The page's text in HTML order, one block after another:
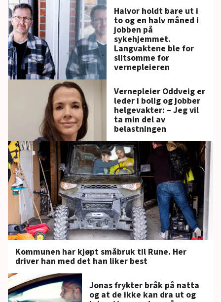
Halvor holdt bare ut i
to og en halv måned i
jobben på
sykehjemmet.
Langvaktene ble for
slitsomme for
vernepleieren
Vernepleier Oddveig er
leder i bolig og jobber
helgevakter: – Jeg vil
ta min del av
belastningen
Kommunen har kjøpt småbruk til Rune. Her
driver han med det han liker best
Jonas frykter bråk på natta
og at de ikke kan dra ut og